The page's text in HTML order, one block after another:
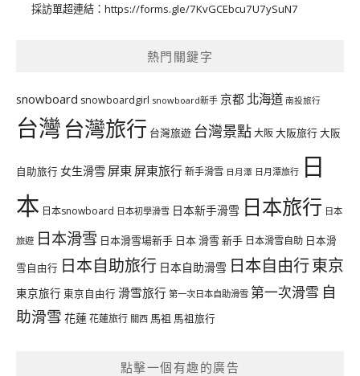
採訪單超連結： https://forms.gle/7KvGCEbcu7U7ySuN7
熱門關鍵字
snowboard snowboardgirl snowboard新手 京都 北海道 南投旅行
台灣台灣旅行 台灣旅遊 台灣景點大阪大阪旅行大阪
自助旅行 女生滑雪 屏東 屏東旅行新手滑雪 日月潭 日月潭旅行 日
本 日本snowboard 日本初學滑雪 日本新手滑雪 日本旅行 日本
旅遊 日本滑雪 日本滑雪場新手 日本 滑雪 新手 日本滑雪自助 日本滑
雪自由行 日本自助旅行 日本自助滑雪 日本自由行東京
東京旅行 東京自由行 滑雪旅行 第一次日本自助滑雪 第一次滑雪 自
助滑雪 花蓮花蓮旅行 關西 馬祖 馬祖旅行
點擊一個有趣的廣告